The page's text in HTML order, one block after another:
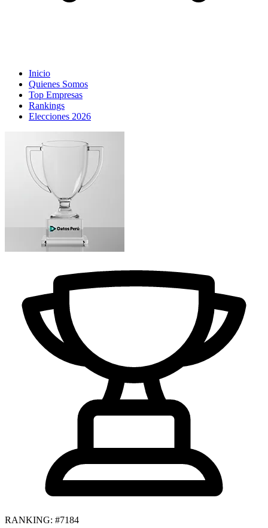
Inicio
Quienes Somos
Top Empresas
Rankings
Elecciones 2026
RANKING: #7184